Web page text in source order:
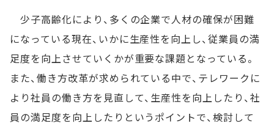
少子高齢化により、多くの企業で人材の確保が困難
になっている現在、いかに生産性を向上し、従業員の満
足度を向上させていくかが重要な課題となっている。
また、働き方改革が求められている中で、テレワークに
より社員の働き方を見直して、生産性を向上したり、社
員の満足度を向上したりというポイントで、検討して